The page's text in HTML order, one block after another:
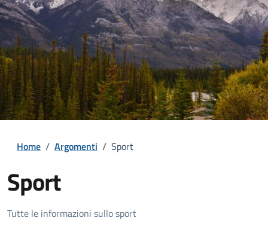
Home / Argomenti / Sport
Sport
Dettagli della notizia
Tutte le informazioni sullo sport